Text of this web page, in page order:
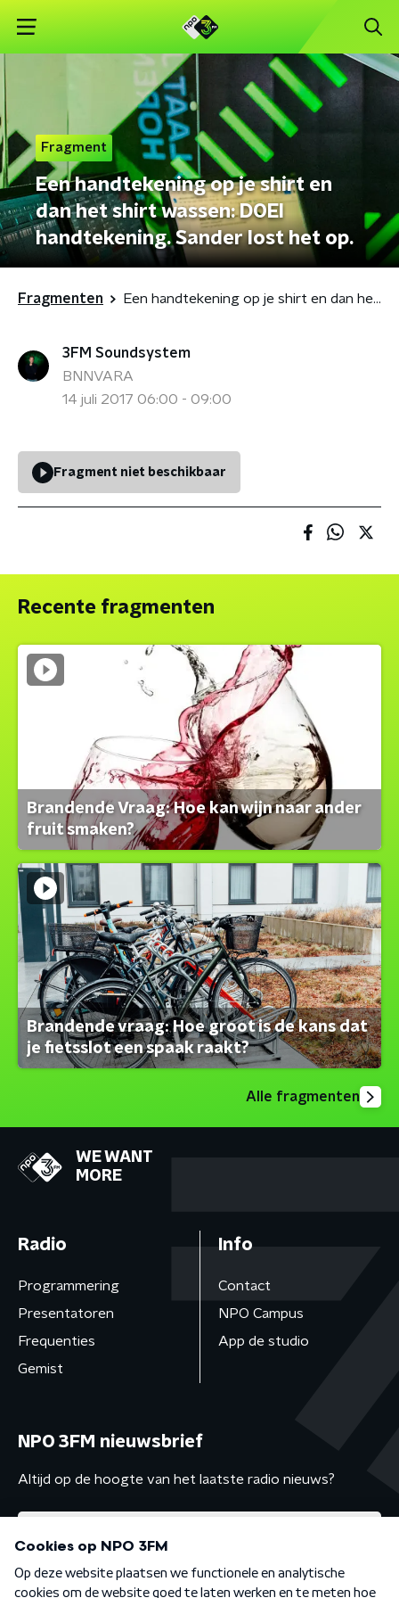
Fragment
Een handtekening op je shirt en
dan het shirt wassen: DOEI
handtekening. Sander lost het op.
Fragmenten Een handtekening op je shirt en dan het shirt wassen: DOEI handtekening. Sander lost het op.
3FM Soundsystem
BNNVARA
14 juli 2017 06:00 - 09:00
Fragment niet beschikbaar
Recente fragmenten
Brandende Vraag: Hoe kan wijn naar ander
fruit smaken?
Brandende vraag: Hoe groot is de kans dat
je fietsslot een spaak raakt?
Alle fragmenten
WE WANT
MORE
Radio
Programmering
Presentatoren
Frequenties
Gemist
Info
Contact
NPO Campus
App de studio
NPO 3FM nieuwsbrief
Altijd op de hoogte van het laatste radio nieuws?